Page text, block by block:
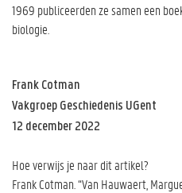
1969 publiceerden ze samen een
biologie.
Frank Cotman
Vakgroep Geschiedenis UGent
12 december 2022
Hoe verwijs je naar dit artikel?
Frank Cotman. “Van Hauwaert,